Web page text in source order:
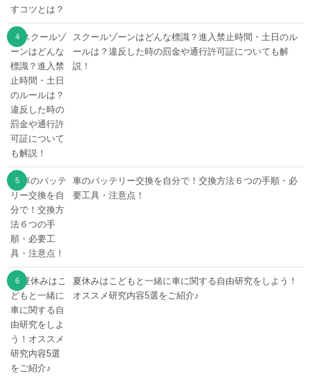
スクールゾーンはどんな標識？進入禁止時間・土日のル
ールは？違反した時の罰金や通行許可証についても解
説！
車のバッテリー交換を自分で！交換方法６つの手順・必
要工具・注意点！
夏休みはこどもと一緒に車に関する自由研究をしよう！
オススメ研究内容5選をご紹介♪